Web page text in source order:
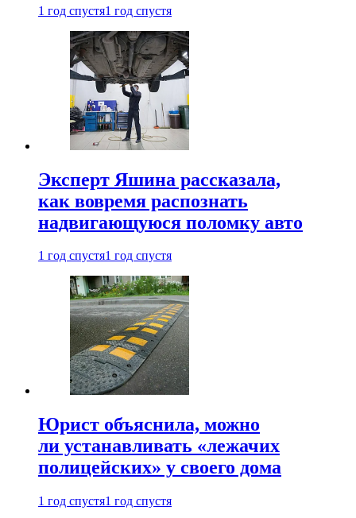
1 год спустя1 год спустя
Эксперт Яшина рассказала,
как вовремя распознать
надвигающуюся поломку авто
1 год спустя1 год спустя
Юрист объяснила, можно
ли устанавливать «лежачих
полицейских» у своего дома
1 год спустя1 год спустя